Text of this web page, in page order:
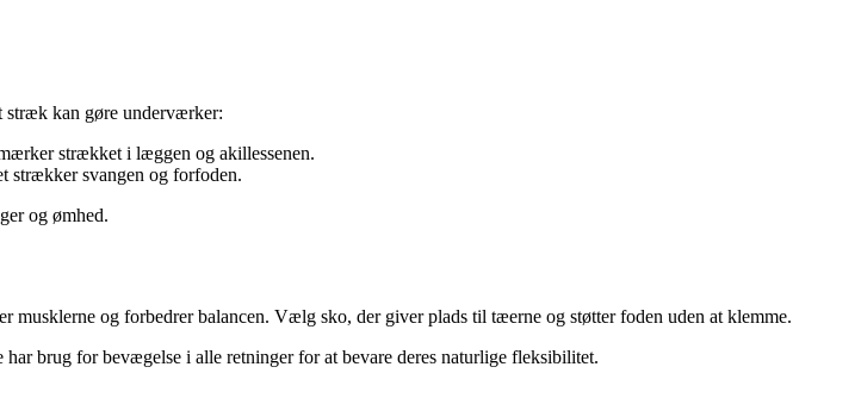
stræk kan gøre underværker:
strækket i læggen og akillessenen.
strækker svangen og forfoden.
og ømhed.
og forbedrer balancen. Vælg sko, der giver plads til tæerne og støtter foden uden at klemme.
brug for bevægelse i alle retninger for at bevare deres naturlige fleksibilitet.